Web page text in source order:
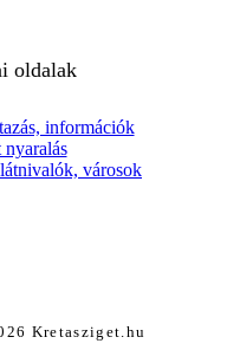
oldalak
Kretasziget.hu